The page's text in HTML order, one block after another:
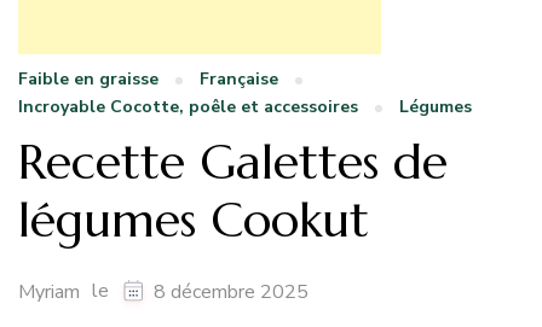
Faible en graisse
Française
Incroyable Cocotte, poêle et accessoires
Légumes
Recette Galettes de
légumes Cookut
Myriam le 8 décembre 2025